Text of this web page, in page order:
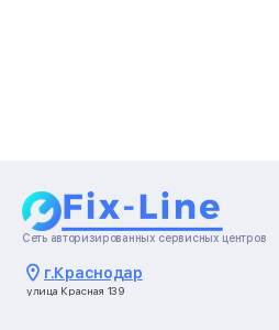
Сеть авторизированных сервисных центров
г.Краснодар
улица Красная 139